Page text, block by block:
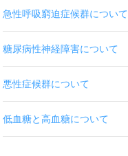
急性呼吸窮迫症候群について
糖尿病性神経障害について
悪性症候群について
低血糖と高血糖について